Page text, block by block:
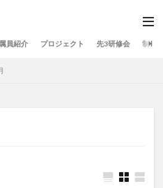
員紹介 プロジェクト 先3研修会 制作